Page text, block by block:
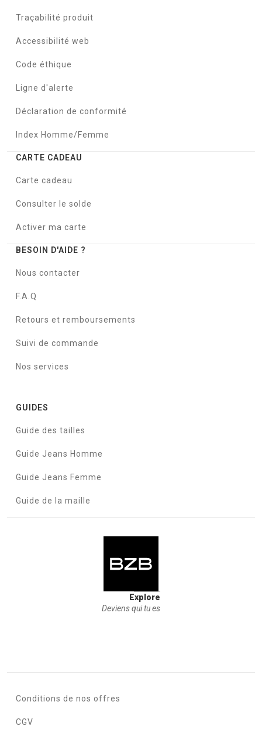
Traçabilité produit
Accessibilité web
Code éthique
Ligne d'alerte
Déclaration de conformité
Index Homme/Femme
CARTE CADEAU
Carte cadeau
Consulter le solde
Activer ma carte
BESOIN D'AIDE ?
Nous contacter
F.A.Q
Retours et remboursements
Suivi de commande
Nos services
GUIDES
Guide des tailles
Guide Jeans Homme
Guide Jeans Femme
Guide de la maille
Explore
Deviens qui tu es
Conditions de nos offres
CGV